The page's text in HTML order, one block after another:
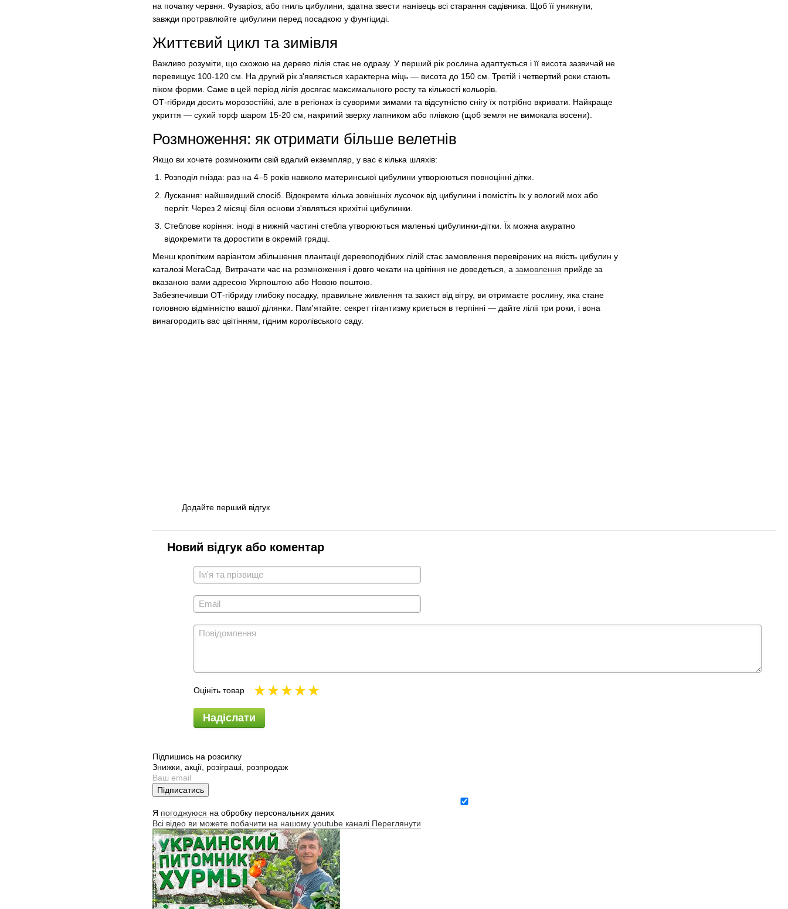
на початку червня. Фузаріоз, або гниль цибулини, здатна звести нанівець всі старання садівника. Щоб її уникнути,
завжди протравлюйте цибулини перед посадкою у фунгіциді.
Життєвий цикл та зимівля
Важливо розуміти, що схожою на дерево лілія стає не одразу. У перший рік рослина адаптується і її висота зазвичай не
перевищує 100-120 см. На другий рік з'являється характерна міць — висота до 150 см. Третій і четвертий роки стають
піком форми. Саме в цей період лілія досягає максимального росту та кількості кольорів.
ОТ-гібриди досить морозостійкі, але в регіонах із суворими зимами та відсутністю снігу їх потрібно вкривати. Найкраще
укриття — сухий торф шаром 15-20 см, накритий зверху лапником або плівкою (щоб земля не вимокала восени).
Розмноження: як отримати більше велетнів
Якщо ви хочете розмножити свій вдалий екземпляр, у вас є кілька шляхів:
Розподіл гнізда: раз на 4–5 років навколо материнської цибулини утворюються повноцінні дітки.
Лускання: найшвидший спосіб. Відокремте кілька зовнішніх лусочок від цибулини і помістіть їх у вологий мох або
перліт. Через 2 місяці біля основи з'являться крихітні цибулинки.
Стеблове коріння: іноді в нижній частині стебла утворюються маленькі цибулинки-дітки. Їх можна акуратно
відокремити та доростити в окремій грядці.
Менш кропітким варіантом збільшення плантації деревоподібних лілій стає замовлення перевірених на якість цибулин у
каталозі МегаСад. Витрачати час на розмноження і довго чекати на цвітіння не доведеться, а замовлення прийде за
вказаною вами адресою Укрпоштою або Новою поштою.
Забезпечивши ОТ-гібриду глибоку посадку, правильне живлення та захист від вітру, ви отримаєте рослину, яка стане
головною відмінністю вашої ділянки. Пам'ятайте: секрет гігантизму криється в терпінні — дайте лілії три роки, і вона
винагородить вас цвітінням, гідним королівського саду.
Додайте перший відгук
Новий відгук або коментар
Оцініть товар
Надіслати
Підпишись на розсилку
Знижки, акції, розіграші, розпродаж
Підписатись
Я погоджуюся на обробку персональних даних
Всі відео ви можете побачити на нашому youtube каналі Переглянути